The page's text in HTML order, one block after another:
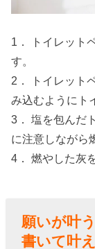
1． トイレット
す。
2． トイレット
み込むようにト
3． 塩を包んだ
に注意しながら
4． 燃やした灰
願いが叶
書いて叶